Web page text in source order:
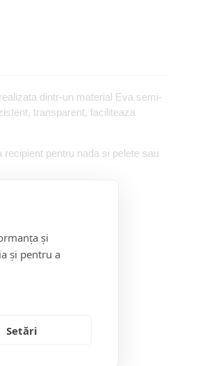
dintr-un material Eva semi-
transparent, faciliteaza
pentru nada si pelete sau
și
și pentru a
Setări